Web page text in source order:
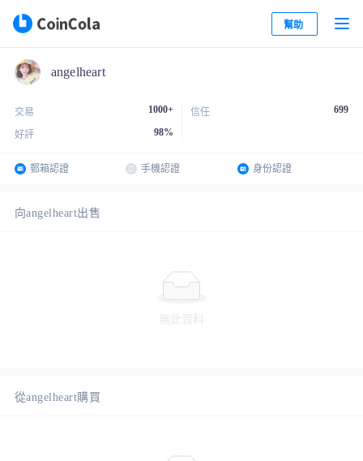
幫助
angelheart
交易 1000+
好評 98%
信任 699
郵箱認證 手機認證 身份認證
向angelheart出售
無此資料
從angelheart購買